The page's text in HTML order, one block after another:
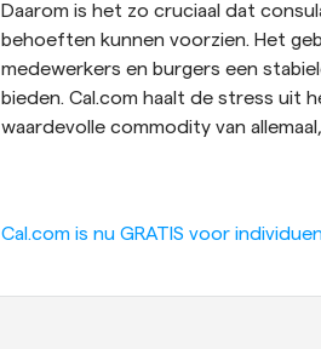
Daarom is het zo cruciaal dat
behoeften kunnen voorzien. Het
medewerkers en burgers een
bieden. Cal.com haalt de stress uit
waardevolle commodity van
Cal.com is nu GRATIS voor